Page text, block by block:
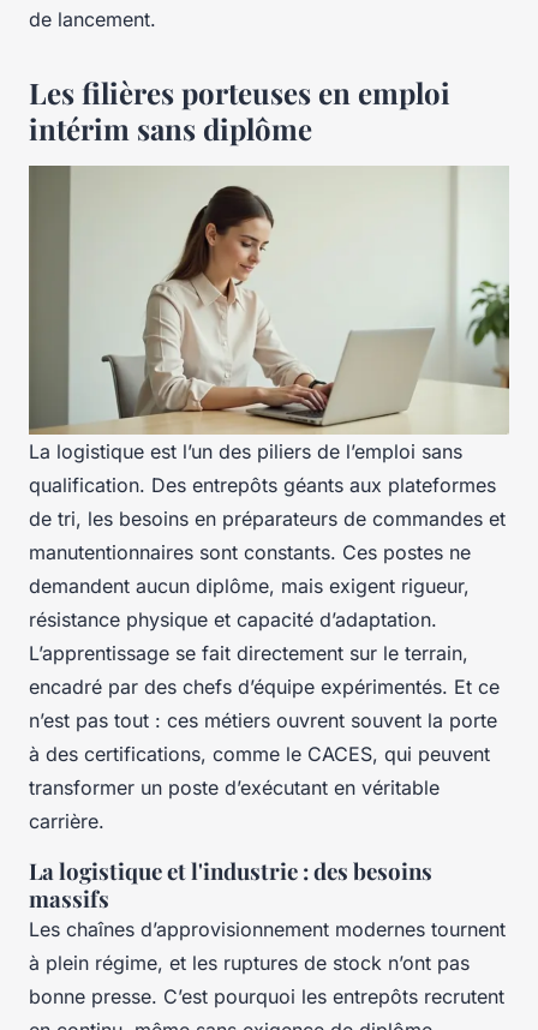
de lancement.
Les filières porteuses en emploi
intérim sans diplôme
La logistique est l’un des piliers de l’emploi sans
qualification. Des entrepôts géants aux plateformes
de tri, les besoins en préparateurs de commandes et
manutentionnaires sont constants. Ces postes ne
demandent aucun diplôme, mais exigent rigueur,
résistance physique et capacité d’adaptation.
L’apprentissage se fait directement sur le terrain,
encadré par des chefs d’équipe expérimentés. Et ce
n’est pas tout : ces métiers ouvrent souvent la porte
à des certifications, comme le CACES, qui peuvent
transformer un poste d’exécutant en véritable
carrière.
La logistique et l'industrie : des besoins
massifs
Les chaînes d’approvisionnement modernes tournent
à plein régime, et les ruptures de stock n’ont pas
bonne presse. C’est pourquoi les entrepôts recrutent